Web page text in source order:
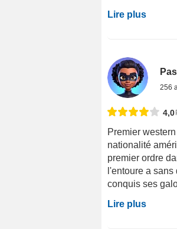
Lire plus
256
4,0
Premier
nationalité
premier ordre
l'entoure a
conquis ses
Lire plus